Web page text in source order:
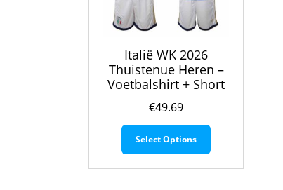
Italië WK 2026
Thuistenue Heren –
Voetbalshirt + Short
€49.69
Select Options
Dit